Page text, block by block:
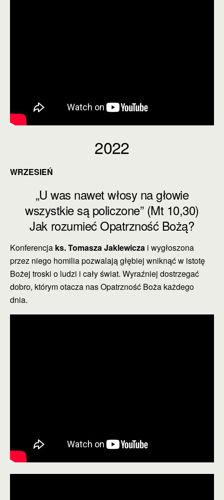
2022
WRZESIEŃ
„U was nawet włosy na głowie
wszystkie są policzone” (Mt 10,30)
Jak rozumieć Opatrzność Bożą?
Konferencja ks. Tomasza Jaklewicza i wygłoszona
przez niego homilia pozwalają głębiej wniknąć w istotę
Bożej troski o ludzi i cały świat. Wyraźniej dostrzegać
dobro, którym otacza nas Opatrzność Boża każdego
dnia.